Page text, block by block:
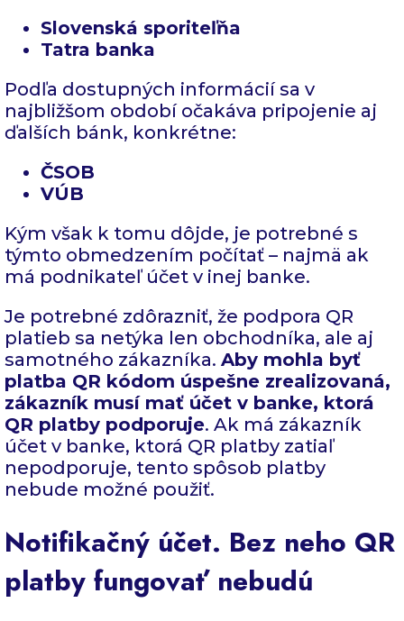
Slovenská sporiteľňa
Tatra banka
Podľa dostupných informácií sa v
najbližšom období očakáva pripojenie aj
ďalších bánk, konkrétne:
ČSOB
VÚB
Kým však k tomu dôjde, je potrebné s
týmto obmedzením počítať – najmä ak
má podnikateľ účet v inej banke.
Je potrebné zdôrazniť, že podpora QR
platieb sa netýka len obchodníka, ale aj
samotného zákazníka. Aby mohla byť
platba QR kódom úspešne zrealizovaná,
zákazník musí mať účet v banke, ktorá
QR platby podporuje. Ak má zákazník
účet v banke, ktorá QR platby zatiaľ
nepodporuje, tento spôsob platby
nebude možné použiť.
Notifikačný účet. Bez neho QR
platby fungovať nebudú